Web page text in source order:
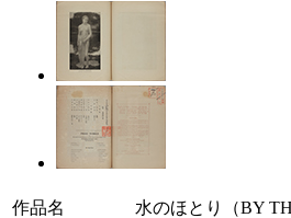
作品名
水のほとり（BY